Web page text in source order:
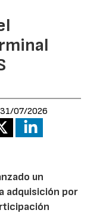
31/07/2026
un
adquisición por